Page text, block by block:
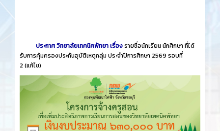
ประกาศ วิทยาลัยเทคนิคพัทยา เรื่องรายชื่อนักเรียน นักศึกษา ที่ได้
รับการคุ้มครองประกันอุบัติเหตุกลุ่ม ประจำปีการศึกษา 2569 รอบที่
2 (แก้ไข)